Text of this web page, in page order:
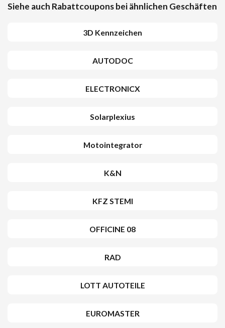
Siehe auch Rabattcoupons bei ähnlichen Geschäften
3D Kennzeichen
AUTODOC
ELECTRONICX
Solarplexius
Motointegrator
K&N
KFZ STEMI
OFFICINE 08
RAD
LOTT AUTOTEILE
EUROMASTER